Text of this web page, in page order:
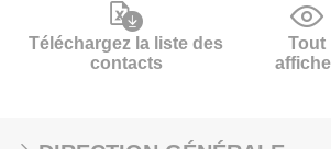
Téléchargez la liste des
contacts
Tout